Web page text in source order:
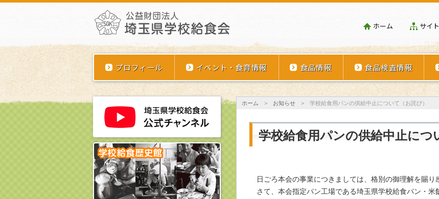
ホーム サイ
プロフィール イベント・食育情報 食品情報 食品検査情報
ホーム > お知らせ > 学校給食用パンの供給中止について（お詫び）
学校給食用パンの供給中止につ
日ごろ本会の事業につきましては、格別の御理解を賜り
さて、本会指定パン工場である埼玉県学校給食パン・米